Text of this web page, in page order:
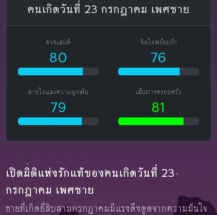
คนเกิดวันที่ 23 กรกฎาคม เพศชาย
ดวงเสน่ห์
80
จิตใจพร้อมรัก
76
สายใยและความผูกพัน
79
เส้นทางครอบครัว
81
เปิดมิติแห่งรักแท้ของคนเกิดวันที่ 23
กรกฎาคม เพศชาย
ชายที่เกิดยี่สิบสามกรกฎาคมมีแรงดึงดูดจากความมั่นใจ